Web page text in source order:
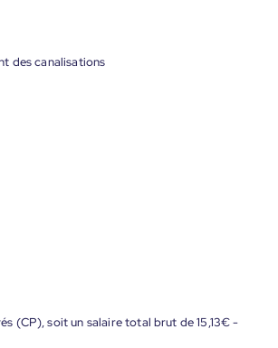
des canalisations
(CP), soit un salaire total brut de 15,13€ -